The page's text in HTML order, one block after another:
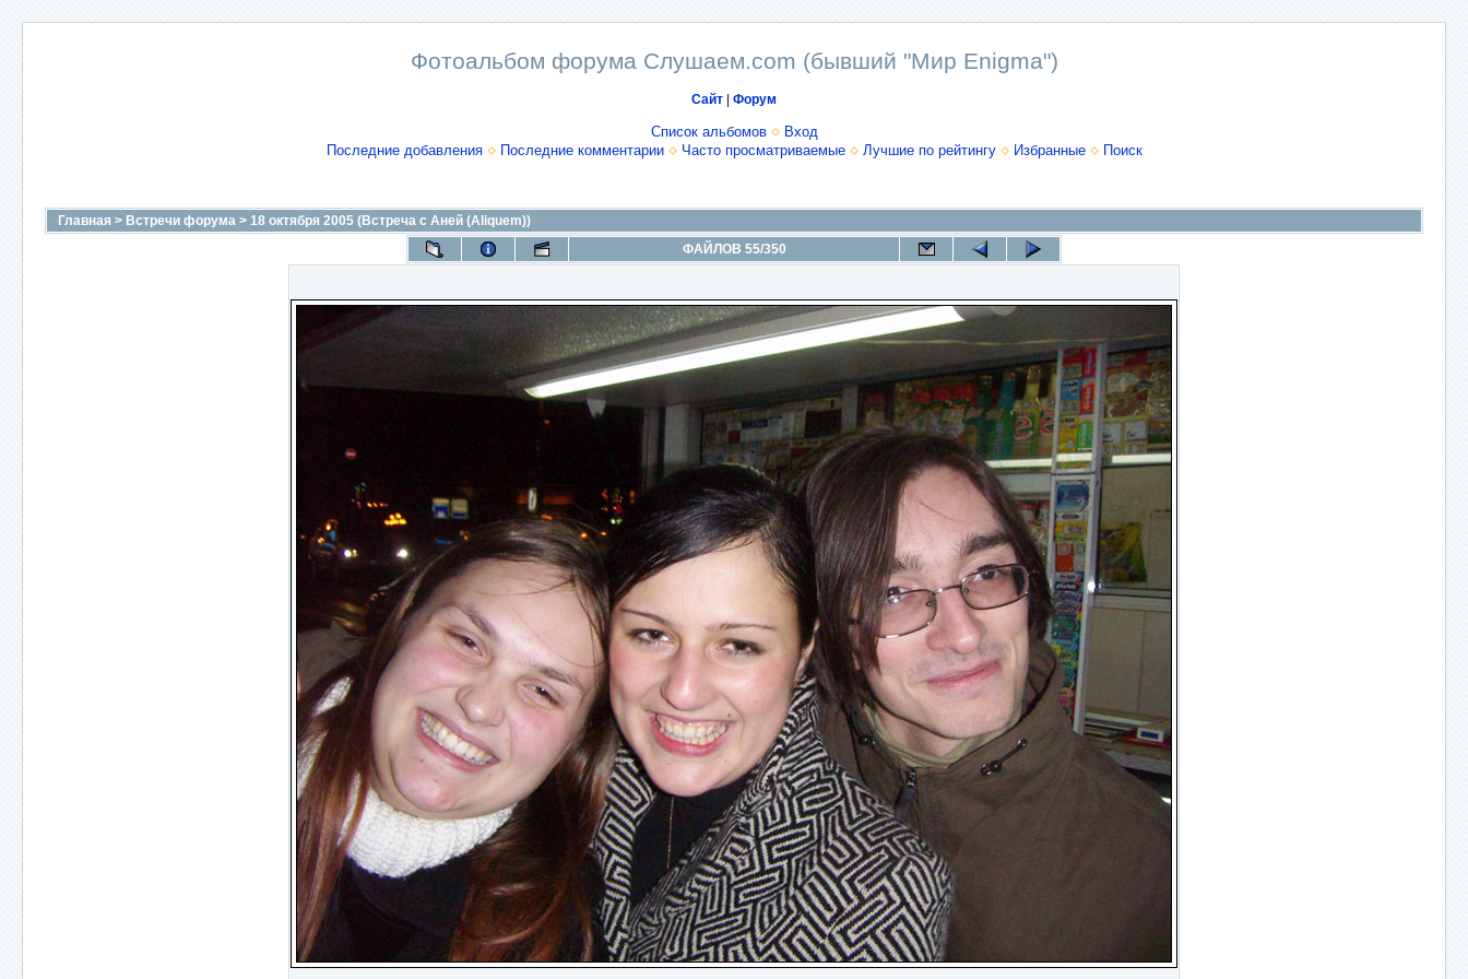
Фотоальбом форума Слушаем.com (бывший "Мир Enigma")
Сайт Форум
Список альбомов
Вход
Последние добавления
Последние комментарии Часто просматриваемые Лучшие по рейтингу Избранные Поиск
Главная > Встречи форума > 18 октября 2005 (Встреча с Аней (Aliquem))
ФАЙЛОВ 55/350